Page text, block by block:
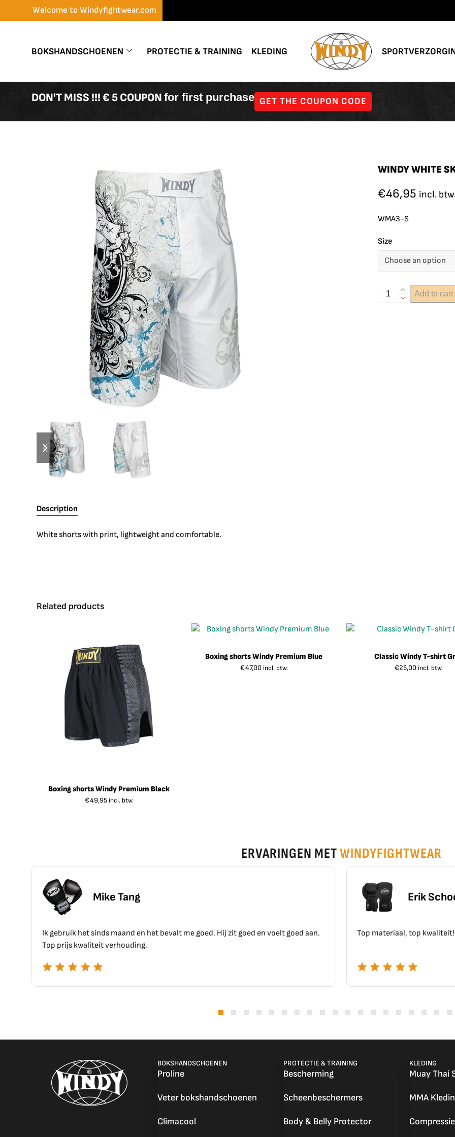
Welcome to Windyfightwear.com
BOKSHANDSCHOENEN PROTECTIE & TRAINING KLEDING
DON'T MISS !!! € 5 COUPON for first purchase GET THE COUPON CODE
WINDY WHITE
€46,95 incl.
WMA3-S
Size
Add to cart
Description
White shorts with print, lightweight and comfortable.
Related products
Boxing shorts Windy Premium Black
€49,95 incl. btw.
Boxing shorts Windy Premium Blue
€47,00 incl. btw.
Classic Windy T-shirt
€25,00 incl. btw.
ERVARINGEN METWINDYFIGHTWEAR
Mike Tang
maand en het bevalt me goed. Hij zit goed en voelt goed aan.
verhouding.
Erik Schoen
Top materiaal, top kwaliteit!!
BOKSHANDSCHOENEN
Proline
Veter bokshandschoenen
Climacool
PROTECTIE & TRAINING
Bescherming
Scheenbeschermers
Body & Belly Protector
KLEDING
Muay Thai
MMA